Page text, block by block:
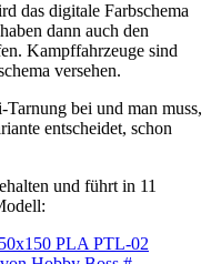
das digitale Farbschema
dann auch den
Kampffahrzeuge sind
versehen.
bei und man muss,
entscheidet, schon
und führt in 11